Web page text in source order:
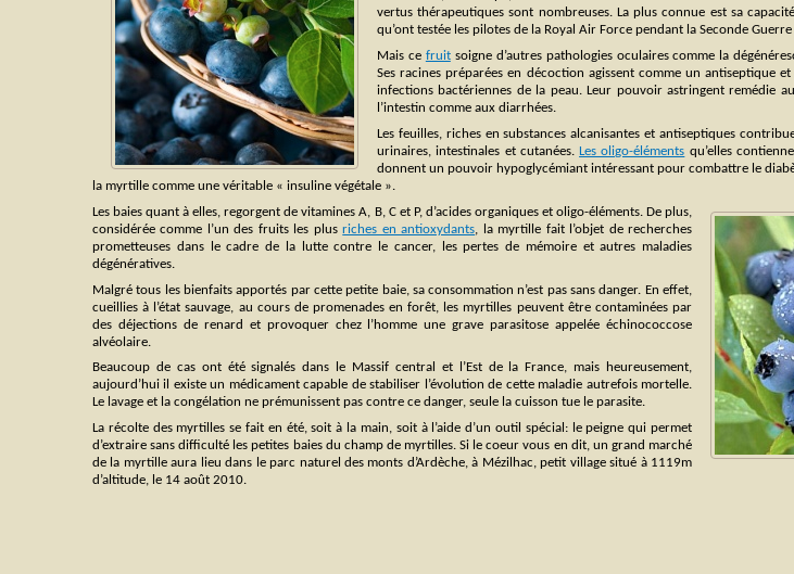
vertus thérapeutiques sont nombreuses. La plus connue est sa
qu’ont testée les pilotes de la Royal Air Force pendant la Seconde
Mais ce fruitsoigne d’autres pathologies oculaires comme la
Ses racines préparées en décoction agissent comme un antiseptique
infections bactériennes de la peau. Leur pouvoir astringent remédie
l’intestin comme aux diarrhées.
Les feuilles, riches en substances alcanisantes et antiseptiques
urinaires, intestinales et cutanées.Les oligo-éléments qu’elles
donnent un pouvoir hypoglycémiant intéressant pour combattre le
la myrtille comme une véritable « insuline végétale ».
Les baies quant à elles, regorgent de vitamines A, B, C et P, d’acides organiques et oligo-éléments. De plus,
considérée comme l’un des fruits les plusriches en antioxydants, la myrtille fait l’objet de recherches
prometteuses dans le cadre de la lutte contre le cancer, les pertes de mémoire et autres maladies
dégénératives.
Malgré tous les bienfaits apportés par cette petite baie, sa consommation n’est pas sans danger. En effet,
cueillies à l’état sauvage, au cours de promenades en forêt, les myrtilles peuvent être contaminées par
des déjections de renard et provoquer chez l’homme une grave parasitose appelée échinococcose
alvéolaire.
Beaucoup de cas ont été signalés dans le Massif central et l’Est de la France, mais heureusement,
aujourd’hui il existe un médicament capable de stabiliser l’évolution de cette maladie autrefois mortelle.
Le lavage et la congélation ne prémunissent pas contre ce danger, seule la cuisson tue le parasite.
La récolte des myrtilles se fait en été, soit à la main, soit à l’aide d’un outil spécial: le peigne qui permet
d’extraire sans difficulté les petites baies du champ de myrtilles. Si le coeur vous en dit, un grand marché
de la myrtille aura lieu dans le parc naturel des monts d’Ardèche, à Mézilhac, petit village situé à 1119m
d’altitude, le 14 août 2010.